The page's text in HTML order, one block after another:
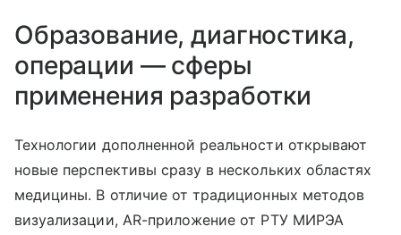
Образование, диагностика,
операции — сферы
применения разработки
Технологии дополненной реальности открывают
новые перспективы сразу в нескольких областях
медицины. В отличие от традиционных методов
визуализации, AR-приложение от РТУ МИРЭА